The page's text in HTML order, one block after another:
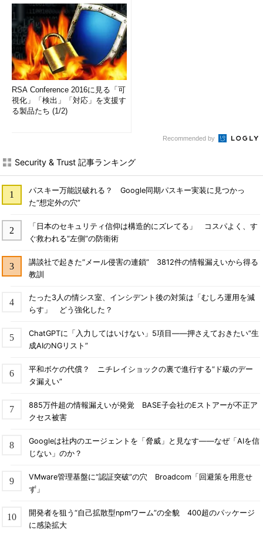
RSA Conference 2016に見る「可
視化」「検出」「対応」を支援す
る製品たち (1/2)
Recommended by
Security & Trust 記事ランキング
パスキー万能説破れる？ Google同期パスキー実装に見つかっ
た“想定外の穴”
「日本のセキュリティ信仰は構造的にズレてる」 コスパよく、す
ぐ救われる“左側”の防衛術
講談社で起きた“メール侵害の連鎖” 3812件の情報漏えいから得る
教訓
たった3人の情シス室、インシデント後の対策は「むしろ運用を減
らす」 どう強化した？
ChatGPTに「入力してはいけない」5項目――押さえておきたい“生
成AIのNGリスト”
平和ボケの代償？ ニチレイショックの裏で進行する“ド級のデー
タ漏えい”
885万件超の情報漏えいが発覚 BASE子会社のEストアーが不正ア
クセス被害
Googleは社内のエージェントを「脅威」と見なす――なぜ「AIを信
じない」のか？
VMware管理基盤に“認証突破”の穴 Broadcom「回避策を用意せ
ず」
開発者を狙う“自己拡散型npmワーム”の全貌 400超のパッケージ
に感染拡大